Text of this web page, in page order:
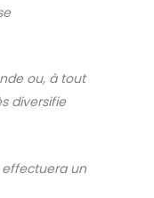
ou, à tout
diversifie
effectuera un